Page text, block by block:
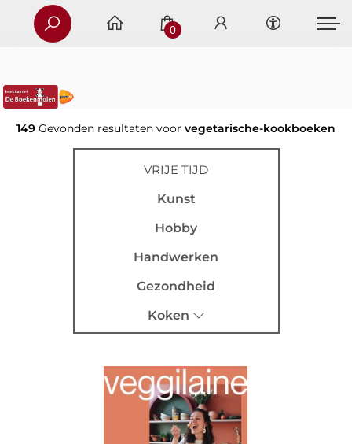
0
149 Gevonden resultaten voor vegetarische-kookboeken
VRIJE TIJD
Kunst
Hobby
Handwerken
Gezondheid
Koken